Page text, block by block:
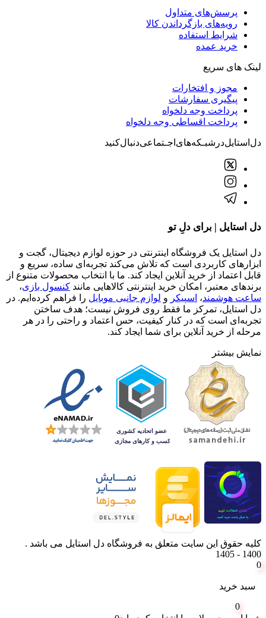
پرسش‌های متداول
رویه‌های بازگرداندن کالا
شرایط استفاده
خرید عمده
لینک های سریع
مجوز و افتخارات
پیگیری سفارشات
پرداخت وجه دلخواه
پرداخت اقساطی وجه دلخواه
دل‌استایل‌در‌‌شبـکه‌های‌اجـتماعی‌دنبال‌کنید
دل استایل | برای دلِ تو
دل استایل یک فروشگاه اینترنتی در حوزه لوازم دیجیتال، گجت و
ابزارهای کاربردی است که تلاش می‌کند تجربه‌ای ساده، سریع و
قابل اعتماد از خرید آنلاین ایجاد کند. ما با انتخاب محصولات متنوع از
برندهای معتبر، امکان خرید اینترنتی کالاهایی مانند کنسول بازی،
ساعت هوشمند، اسپیکر و لوازم جانبی موبایل را فراهم کرده‌ایم. در
دل استایل، تمرکز ما فقط روی فروش نیست؛ هدف ساختن
تجربه‌ای است که در کنار کیفیت، حس اعتماد و راحتی را در هر
مرحله از خرید آنلاین برای شما ایجاد کند.
نمایش بیشتر
کلیه حقوق این سایت متعلق به فروشگاه دل استایل می باشد .
1400 - 1405
0
سبد خرید
0